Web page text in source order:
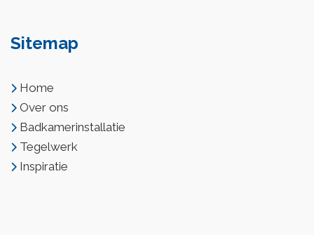
Sitemap
Home
Over ons
Badkamerinstallatie
Tegelwerk
Inspiratie